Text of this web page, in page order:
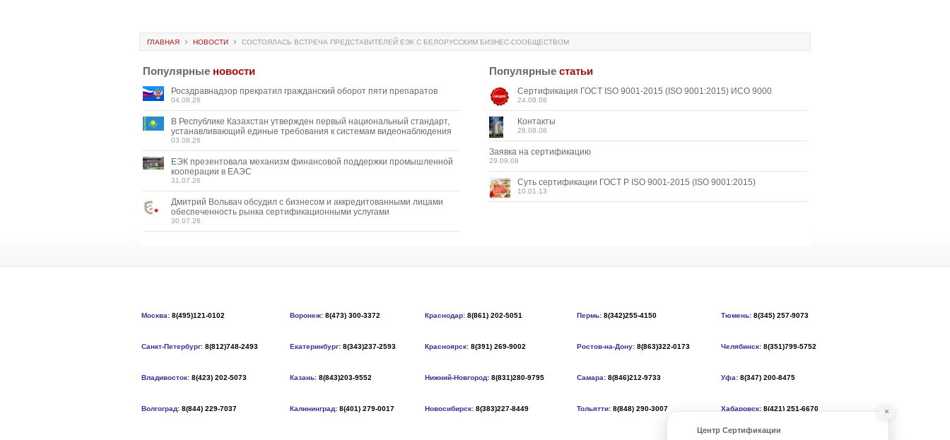
ГЛАВНАЯ НОВОСТИ СОСТОЯЛАСЬ ВСТРЕЧА ПРЕДСТАВИТЕЛЕЙ ЕЭК С БЕЛОРУССКИМ БИЗНЕС-СООБЩЕСТВОМ
Популярные новости
Росздравнадзор прекратил гражданский оборот пяти препаратов
04.08.26
В Республике Казахстан утвержден первый национальный стандарт,
устанавливающий единые требования к системам видеонаблюдения
03.08.26
ЕЭК презентовала механизм финансовой поддержки промышленной
кооперации в ЕАЭС
31.07.26
Дмитрий Вольвач обсудил с бизнесом и аккредитованными лицами
обеспеченность рынка сертификационными услугами
30.07.26
Популярныестатьи
Сертификация ГОСТ ISO 9001-2015 (ISO 9001:2015) ИСО 9000
24.08.08
Контакты
28.08.08
Заявка на сертификацию
29.09.08
Суть сертификации ГОСТ Р ISO 9001-2015 (ISO 9001:2015)
10.01.13
Москва: 8(495)121-0102 Воронеж: 8(473) 300-3372 Краснодар: 8(861) 202-5051 Пермь: 8(342)255-4150 Тюмень: 8(345) 257-9073
Санкт-Петербург: 8(812)748-2493 Екатеринбург: 8(343)237-2593 Красноярск: 8(391) 269-9002 Ростов-на-Дону: 8(863)322-0173 Челябинск: 8(351)799-5752
Владивосток: 8(423) 202-5073 Казань: 8(843)203-9552 Нижний-Новгород: 8(831)280-9795 Самара: 8(846)212-9733 Уфа: 8(347) 200-8475
Волгоград: 8(844) 229-7037 Калининград: 8(401) 279-0017 Новосибирск: 8(383)227-8449 Тольятти: 8(848) 290-3007 Хабаровск: 8(421) 251-6670 ×
Центр Сертификации